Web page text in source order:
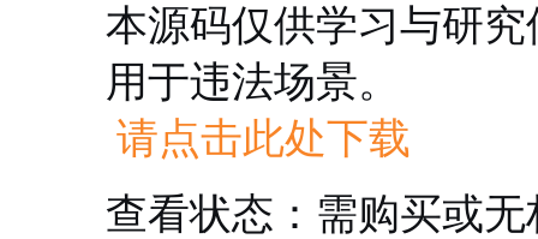
本源码仅供学习与研
用于违法场景。
请点击此处下载
查看状态：需购买或无